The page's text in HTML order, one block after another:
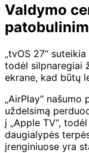
Valdymo
„tvOS 27“
todėl silpnaregiai
ekrane, kad būtų
„AirPlay“
uždelsimą
į „Apple TV“,
daugialypės
įrenginiuose yra